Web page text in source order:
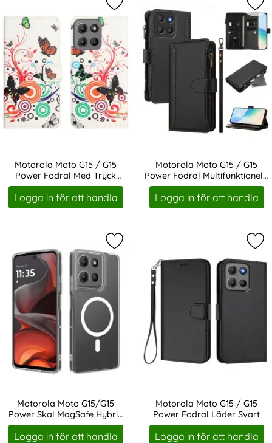
Motorola Moto G15 / G15
Power Fodral Med Tryck
Fjärilar
Art. nr 245094
Logga in för att handla
Markera motorola Moto G15 /
Motorola Moto G15 / G15
Power Fodral Multifunktionellt
Läder
Art. nr 245095
Logga in för att handla
Motorola Moto G15/G15
Power Skal MagSafe Hybrid
Transparent
Art. nr 245096
Logga in för att handla
Markera motorola Moto G15/G15
Motorola Moto G15 / G15
Power Fodral Läder Svart
Art. nr 245097
Logga in för att handla